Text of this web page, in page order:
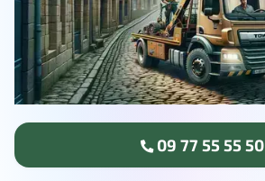
09 77 55 55 50